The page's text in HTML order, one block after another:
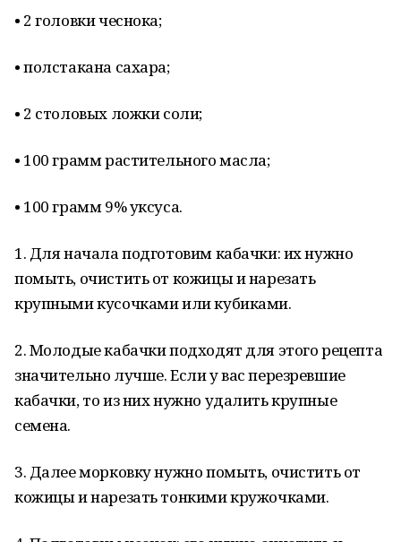
• 2 головки чеснока;
• полстакана сахара;
• 2 столовых ложки соли;
• 100 грамм растительного масла;
• 100 грамм 9% уксуса.
1. Для начала подготовим кабачки: их нужно
помыть, очистить от кожицы и нарезать
крупными кусочками или кубиками.
2. Молодые кабачки подходят для этого рецепта
значительно лучше. Если у вас перезревшие
кабачки, то из них нужно удалить крупные
семена.
3. Далее морковку нужно помыть, очистить от
кожицы и нарезать тонкими кружочками.